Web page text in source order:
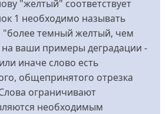
"желтый" соответствует
1 необходимо называть
"более темный желтый, чем
ваши примеры деградации -
иначе слово есть
общепринятого отрезка
ограничивают
необходимым